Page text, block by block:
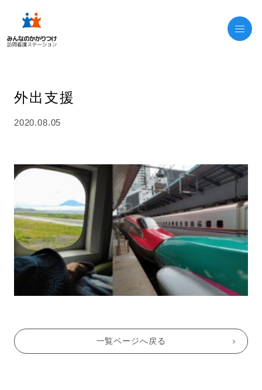
外出支援
2020.08.05
一覧ページへ戻る